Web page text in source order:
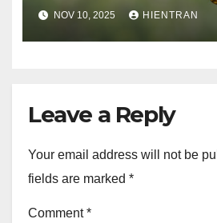
NOV 10, 2025 HIENTRAN
Leave a Reply
Your email address will not be
fields are marked *
Comment*